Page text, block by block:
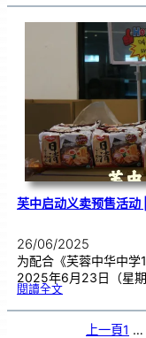
合
办
《
挑
战
纪
录
大
全
芙中启动义卖预售活动
26/06/2025
为配合《芙蓉中华中
2025年6月23日（星
閱讀全文:芙
启
动
上一頁1 …